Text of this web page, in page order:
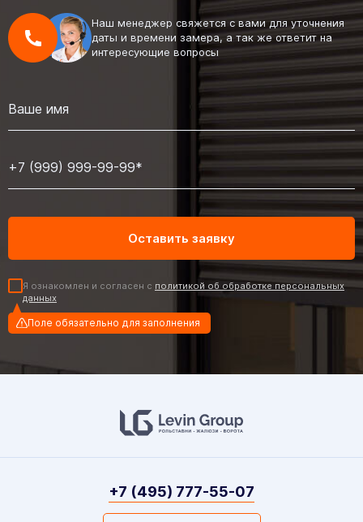
Наш менеджер свяжется с вами для уточнения
даты и времени замера, а так же ответит на
интересующие вопросы
Я ознакомлен и согласен с политикой об обработке персональных
данных
Поле обязательно для заполнения
+7 (495) 777-55-07